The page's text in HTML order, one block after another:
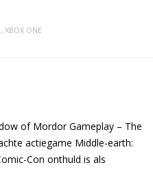
, XBOX ONE
of Mordor Gameplay – The
actiegame Middle-earth:
Con onthuld is als